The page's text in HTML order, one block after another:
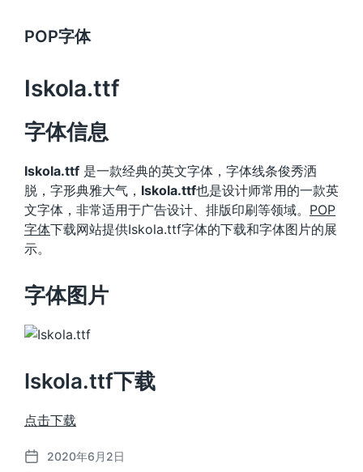
POP字体
Iskola.ttf
字体信息
Iskola.ttf 是一款经典的英文字体，字体线条俊秀洒
脱，字形典雅大气， Iskola.ttf也是设计师常用的一款英
文字体，非常适用于广告设计、排版印刷等领域。 POP
字体下载网站提供Iskola.ttf字体的下载和字体图片的展
示。
字体图片
Iskola.ttf下载
点击下载
发
2020年6月2日